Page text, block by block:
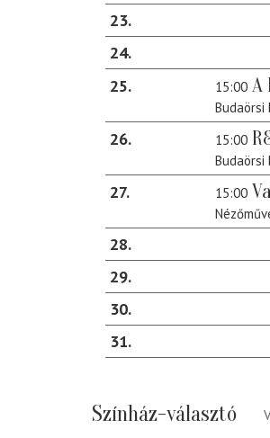
23
24
25
15:00 A
Budaörsi
26 15:00
Budaörsi
27 15:00
28
29
30
31
Színház-választó